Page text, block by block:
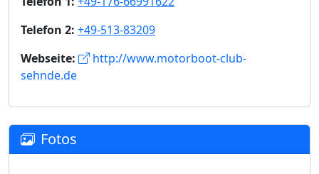
Telefon 2: +49-513-83209
Webseite:
http://www.motorboot-club-
sehnde.de
Fotos